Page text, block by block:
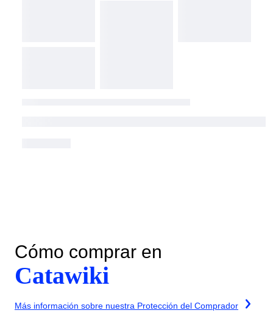
Cómo comprar en
Catawiki
Más información sobre nuestra Protección del Comprador